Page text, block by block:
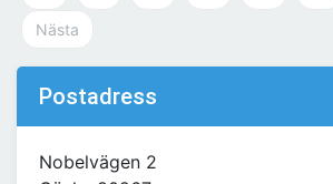
Nästa
Postadress
Nobelvägen 2